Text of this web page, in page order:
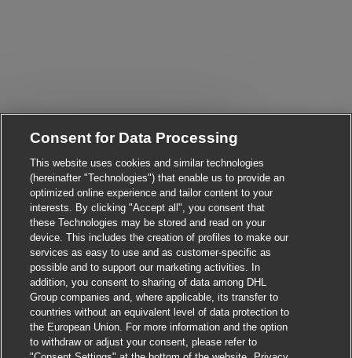
Consent for Data Processing
This website uses cookies and similar technologies
(hereinafter "Technologies") that enable us to provide an
optimized online experience and tailor content to your
interests. By clicking "Accept all", you consent that
these Technologies may be stored and read on your
device. This includes the creation of profiles to make our
services as easy to use and as customer-specific as
possible and to support our marketing activities. In
addition, you consent to sharing of data among DHL
Group companies and, where applicable, its transfer to
countries without an equivalent level of data protection to
the European Union. For more information and the option
to withdraw or adjust your consent, please refer to
Are you interested in this job?
Close chatbot
I'm interested Similar Jobs